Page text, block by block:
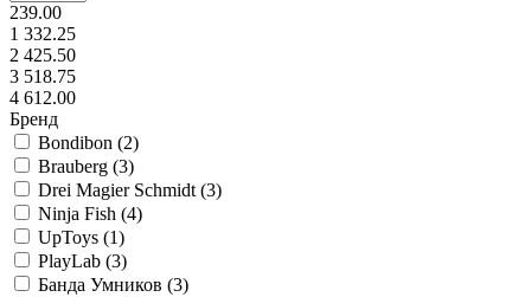
239.00
1 332.25
2 425.50
3 518.75
4 612.00
Бренд
Bondibon (2)
Brauberg (3)
Drei Magier Schmidt (3)
Ninja Fish (4)
UpToys (1)
PlayLab (3)
Банда Умников (3)